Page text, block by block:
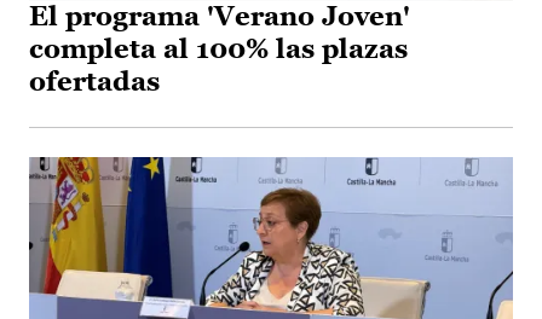
El programa 'Verano Joven'
completa al 100% las plazas
ofertadas